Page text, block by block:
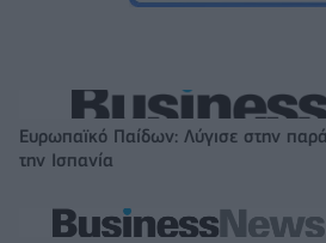
Ευρωπαϊκό Παίδων: Λύγισε στην
την Ισπανία